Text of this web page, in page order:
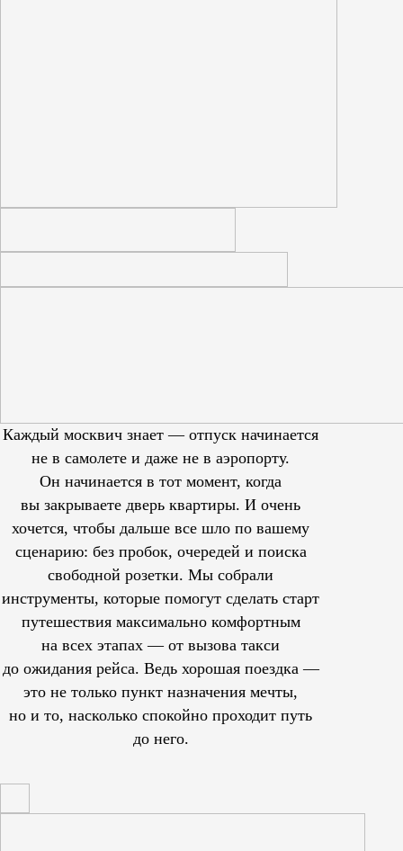
Каждый москвич знает — отпуск начинается
не в самолете и даже не в аэропорту.
Он начинается в тот момент, когда
вы закрываете дверь квартиры. И очень
хочется, чтобы дальше все шло по вашему
сценарию: без пробок, очередей и поиска
свободной розетки. Мы собрали
инструменты, которые помогут сделать старт
путешествия максимально комфортным
на всех этапах — от вызова такси
до ожидания рейса. Ведь хорошая поездка —
это не только пункт назначения мечты,
но и то, насколько спокойно проходит путь
до него.